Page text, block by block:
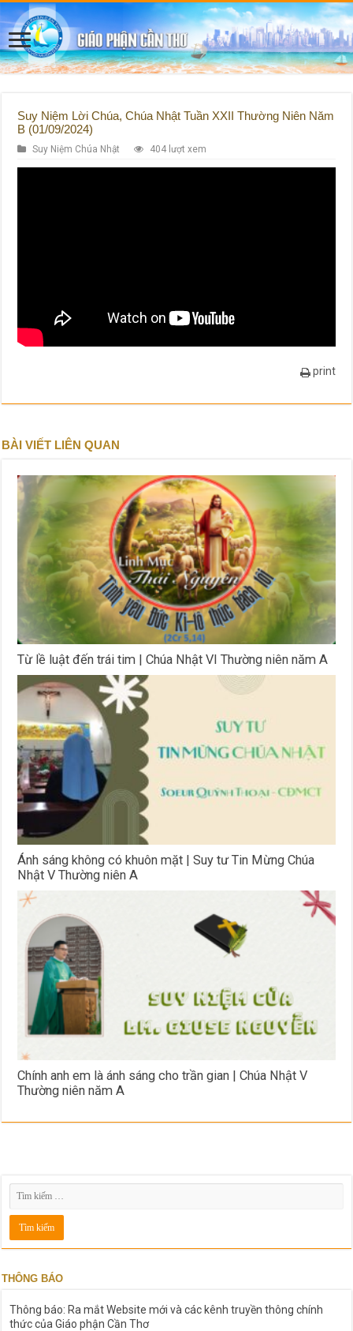
Suy Niệm Lời Chúa, Chúa Nhật Tuần XXII Thường Niên Năm
B (01/09/2024)
Suy Niệm Chúa Nhật 404 lượt xem
print
BÀI VIẾT LIÊN QUAN
Từ lề luật đến trái tim | Chúa Nhật VI Thường niên năm A
Ánh sáng không có khuôn mặt | Suy tư Tin Mừng Chúa
Nhật V Thường niên A
Chính anh em là ánh sáng cho trần gian | Chúa Nhật V
Thường niên năm A
THÔNG BÁO
Thông báo: Ra mắt Website mới và các kênh truyền thông chính
thức của Giáo phận Cần Thơ